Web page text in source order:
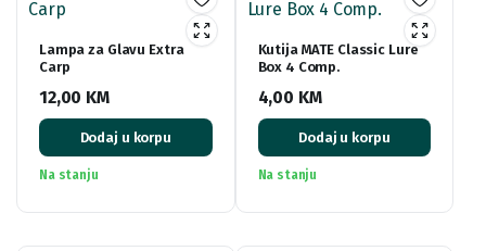
Lampa za Glavu Extra
Carp
12,00 KM
Dodaj u korpu
Na stanju
Kutija MATE Classic Lure
Box 4 Comp.
4,00 KM
Dodaj u korpu
Na stanju